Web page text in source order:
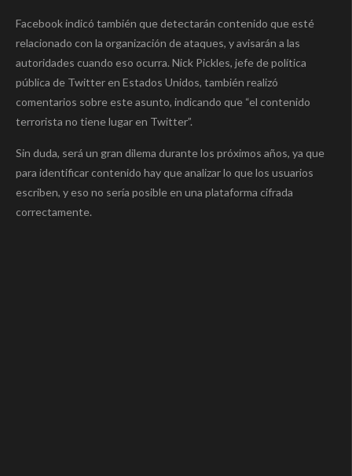
Facebook indicó también que detectarán contenido que esté
relacionado con la organización de ataques, y avisarán a las
autoridades cuando eso ocurra. Nick Pickles, jefe de política
pública de Twitter en Estados Unidos, también realizó
comentarios sobre este asunto, indicando que “el contenido
terrorista no tiene lugar en Twitter”.
Sin duda, será un gran dilema durante los próximos años, ya que
para identificar contenido hay que analizar lo que los usuarios
escriben, y eso no sería posible en una plataforma cifrada
correctamente.